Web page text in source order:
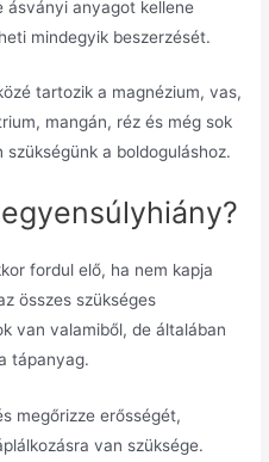
ásványi anyagot kellene
mindegyik beszerzését.
tartozik a magnézium, vas,
mangán, réz és még sok
a boldoguláshoz.
fordul elő, ha nem kapja
összes szükséges
van valamiből, de általában
tápanyag.
megőrizze erősségét,
van szüksége.